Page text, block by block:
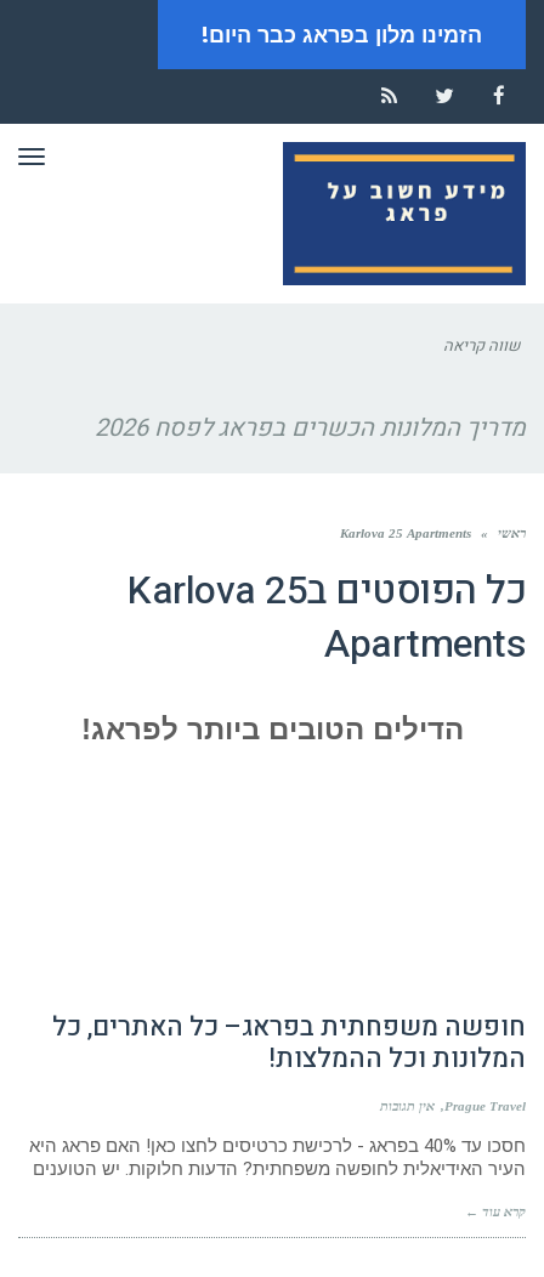
הזמינו מלון בפראג כבר היום!
Facebook
Twitter
RSS
שווה קריאה
מדריך המלונות הכשרים בפראג לפסח 2026
ראשי »
Karlova 25 Apartments
כל הפוסטים בKarlova 25
Apartments
הדילים הטובים ביותר לפראג!
חופשה משפחתית בפראג– כל האתרים, כל
המלונות וכל ההמלצות!
Prague Travel אין תגובות
חסכו עד 40% בפראג - לרכישת כרטיסים לחצו כאן! האם פראג היא
העיר האידיאלית לחופשה משפחתית? הדעות חלוקות. יש הטוענים
קרא עוד ←